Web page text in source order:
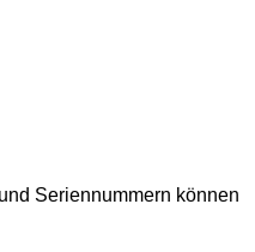
Seriennummern können